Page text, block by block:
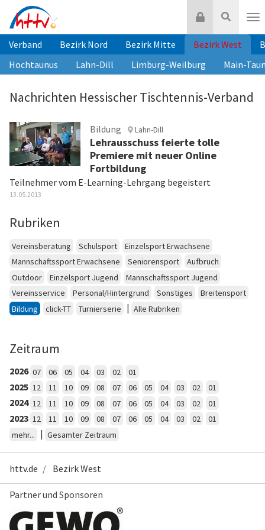
Inhalt
springen
Suche
Login
Verband Bezirk Nord Bezirk Mitte Bezirk West
Hochtaunus
Lahn-Dill Limburg-Weilburg Main-
Nachrichten Hessischer Tischtennis-Verband
Bildung Lahn-Dill
Lehrausschuss feierte tolle
Premiere mit neuer Online
Fortbildung
Teilnehmer vom E-Learning-Lehrgang begeistert
13.05.2013
Rubriken
Vereinsberatung Schulsport
Einzelsport Erwachsene
Mannschaftssport Erwachsene
Seniorensport
Aufbruch
Outdoor
Einzelsport Jugend
Mannschaftssport Jugend
Vereinsservice
Personal/Hintergrund Sonstiges
Breitensport
Bildung
click-TT Turnierserie | Alle Rubriken
Zeitraum
2026 07 06 05 04 03 02 01
2025 12 11 10 09 08 07 06 05 04 03 02 01
2024 12 11 10 09 08 07 06 05 04 03 02 01
2023 12 11 10 09 08 07 06 05 04 03 02
01
mehr...
| Gesamter Zeitraum
httv.de Bezirk West
Partner und Sponsoren